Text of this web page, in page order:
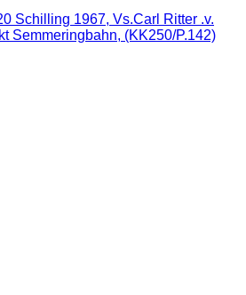
Schilling 1967, Vs.Carl Ritter .v.
Semmeringbahn, (KK250/P.142)